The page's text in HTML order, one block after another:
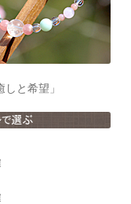
しと希望」